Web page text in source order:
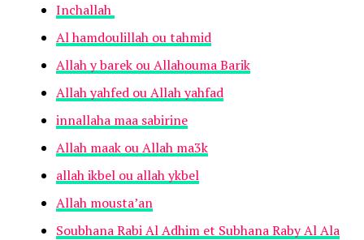
Inchallah
Al hamdoulillah ou tahmid
Allah y barek ou Allahouma Barik
Allah yahfed ou Allah yahfad
innallaha maa sabirine
Allah maak ou Allah ma3k
allah ikbel ou allah ykbel
Allah mousta’an
Soubhana Rabi Al Adhim et Subhana Raby Al Ala